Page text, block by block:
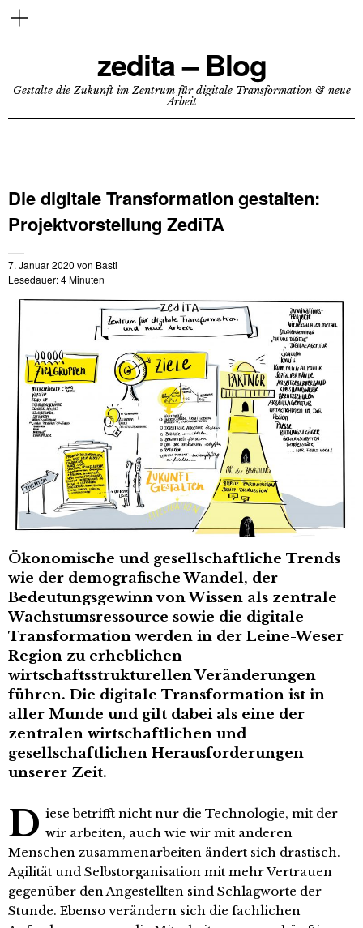
zedita – Blog
Gestalte die Zukunft im Zentrum für digitale Transformation & neue
Arbeit
Die digitale Transformation gestalten:
Projektvorstellung ZediTA
7. Januar 2020 von Basti
Lesedauer:4Minuten
Ökonomische und gesellschaftliche Trends
wie der demografische Wandel, der
Bedeutungsgewinn von Wissen als zentrale
Wachstumsressource sowie die digitale
Transformation werden in der Leine-Weser
Region zu erheblichen
wirtschaftsstrukturellen Veränderungen
führen. Die digitale Transformation ist in
aller Munde und gilt dabei als eine der
zentralen wirtschaftlichen und
gesellschaftlichen Herausforderungen
unserer Zeit.
D iese betrifft nicht nur die Technologie, mit der
wir arbeiten, auch wie wir mit anderen
Menschen zusammenarbeiten ändert sich drastisch.
Agilität und Selbstorganisation mit mehr Vertrauen
gegenüber den Angestellten sind Schlagworte der
Stunde. Ebenso verändern sich die fachlichen